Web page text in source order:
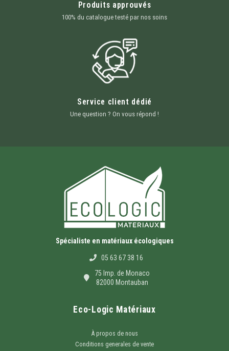
Produits approuvés
100% du catalogue testé par nos soins
Service client dédié
Une question ? On vous répond !
Spécialiste en matériaux écologiques
05 63 67 38 16
75 Imp. de Monaco
82000 Montauban
Eco-Logic Matériaux
À propos de nous
Conditions generales de vente